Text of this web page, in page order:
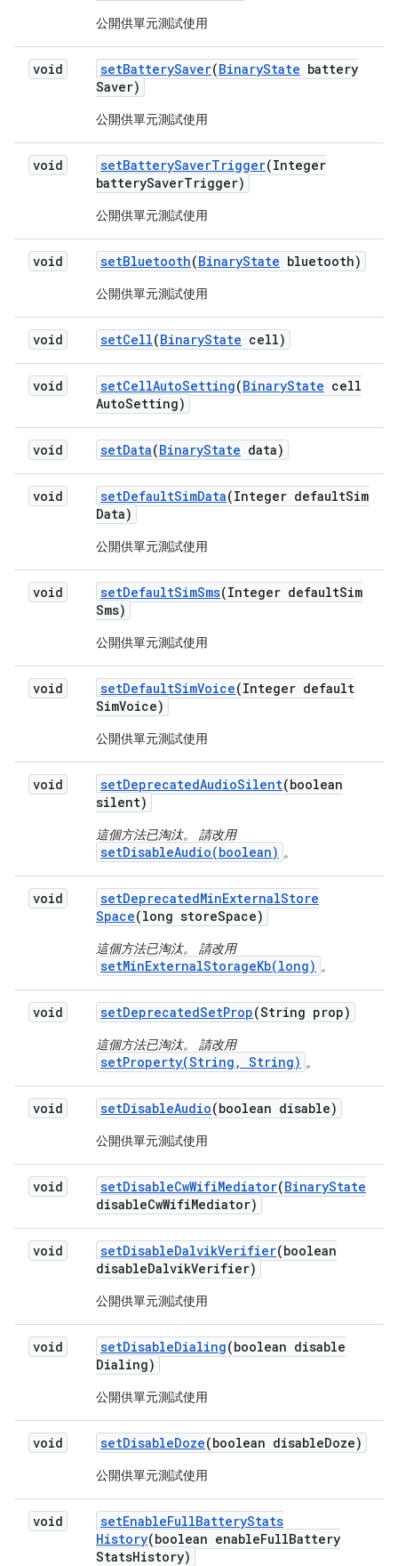
公開供單元測試使用
void setBatterySaver(BinaryState battery
Saver)
公開供單元測試使用
void setBatterySaverTrigger(Integer
batterySaverTrigger)
公開供單元測試使用
void setBluetooth(BinaryState bluetooth)
公開供單元測試使用
void setCell(BinaryState cell)
void setCellAutoSetting(BinaryState cell
AutoSetting)
void setData(BinaryState data)
void setDefaultSimData(Integer defaultSim
Data)
公開供單元測試使用
void setDefaultSimSms(Integer defaultSim
Sms)
公開供單元測試使用
void setDefaultSimVoice(Integer default
SimVoice)
公開供單元測試使用
void setDeprecatedAudioSilent(boolean
silent)
這個方法已淘汰。 請改用
setDisableAudio(boolean) 。
void setDeprecatedMinExternalStore
Space(long storeSpace)
這個方法已淘汰。 請改用
setMinExternalStorageKb(long) 。
void setDeprecatedSetProp(String prop)
這個方法已淘汰。 請改用
setProperty(String, String) 。
void setDisableAudio(boolean disable)
公開供單元測試使用
void setDisableCwWifiMediator(BinaryState
disableCwWifiMediator)
void setDisableDalvikVerifier(boolean
disableDalvikVerifier)
公開供單元測試使用
void setDisableDialing(boolean disable
Dialing)
公開供單元測試使用
void setDisableDoze(boolean disableDoze)
公開供單元測試使用
void setEnableFullBatteryStats
History(boolean enableFullBattery
StatsHistory)